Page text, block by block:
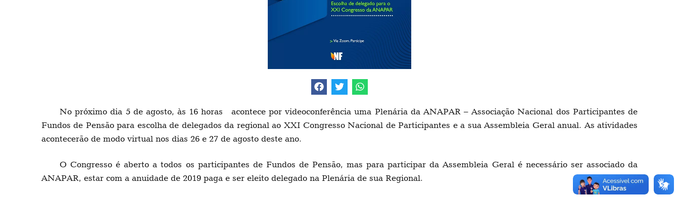
No próximo dia 5 de agosto, às 16 horas acontece por videoconferência uma Plenária da ANAPAR – Associação Nacional dos Participantes de
Fundos de Pensão para escolha de delegados da regional ao XXI Congresso Nacional de Participantes e a sua Assembleia Geral anual. As atividades
acontecerão de modo virtual nos dias 26 e 27 de agosto deste ano.
O Congresso é aberto a todos os participantes de Fundos de Pensão, mas para participar da Assembleia Geral é necessário ser associado da
ANAPAR, estar com a anuidade de 2019 paga e ser eleito delegado na Plenária de sua Regional.